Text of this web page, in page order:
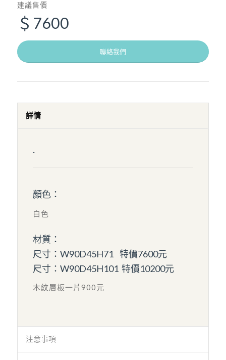
建議售價
＄7600
聯絡我們
詳情
.
顏色：
白色
材質：
尺寸：W90D45H71 特價7600元
尺寸：W90D45H101 特價10200元
木紋層板一片900元
注意事項